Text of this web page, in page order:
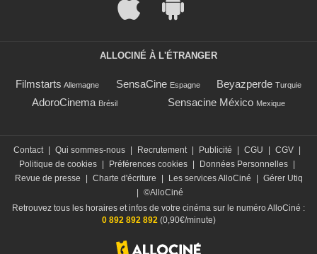
ALLOCINÉ À L'ÉTRANGER
Filmstarts Allemagne SensaCine Espagne Beyazperde Turquie
AdoroCinema Brésil Sensacine México Mexique
Contact Qui sommes-nous Recrutement Publicité CGU CGV
Politique de cookies
Préférences cookies Données Personnelles
Revue de presse
Charte d'écriture Les services AlloCiné
Gérer Utiq
©AlloCiné
Retrouvez tous les horaires et infos de votre cinéma sur le numéro AlloCiné :
0 892 892 892(0,90€/minute)